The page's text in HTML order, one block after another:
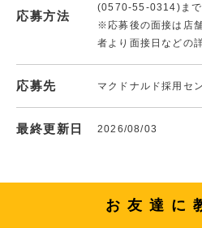
応募方法
(0570-55-0314)まで
※応募後の面接は店
者より面接日などの
応募先 マクドナルド採用セ
最終更新日 2026/08/03
お友達に